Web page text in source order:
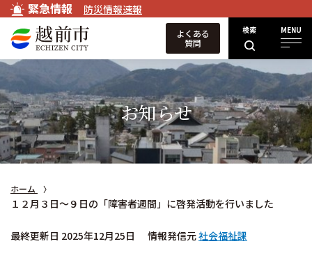
緊急情報 防災情報速報
検索 MENU
よくある
質問
お知らせ
ホーム
１２月３日～９日の「障害者週間」に啓発活動を行いました
最終更新日 2025年12月25日 情報発信元社会福祉課